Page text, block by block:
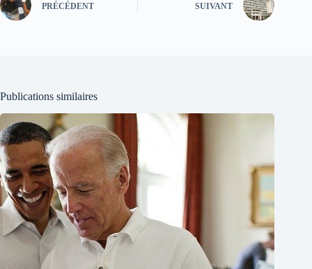
PRÉCÉDENT SUIVANT
Publications similaires